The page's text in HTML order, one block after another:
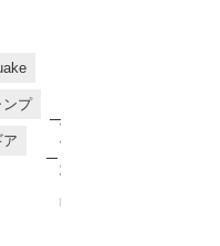
ンプ
ア
す
す
め
商
品